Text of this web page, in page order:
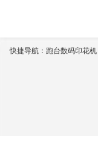
快捷导航： 跑台数码印花机